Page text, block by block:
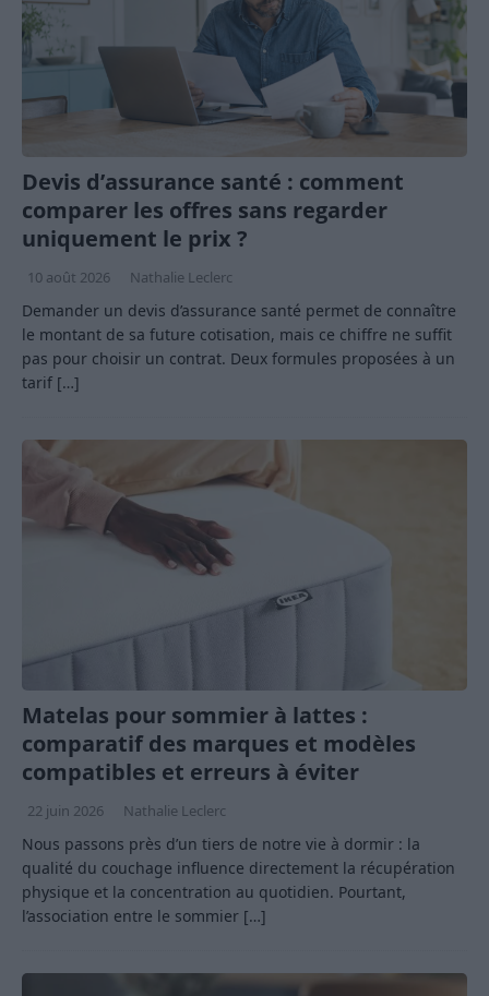
Devis d’assurance santé : comment
comparer les offres sans regarder
uniquement le prix ?
10 août 2026 Nathalie Leclerc
Demander un devis d’assurance santé permet de connaître
le montant de sa future cotisation, mais ce chiffre ne suffit
pas pour choisir un contrat. Deux formules proposées à un
tarif […]
Matelas pour sommier à lattes :
comparatif des marques et modèles
compatibles et erreurs à éviter
22 juin 2026 Nathalie Leclerc
Nous passons près d’un tiers de notre vie à dormir : la
qualité du couchage influence directement la récupération
physique et la concentration au quotidien. Pourtant,
l’association entre le sommier […]